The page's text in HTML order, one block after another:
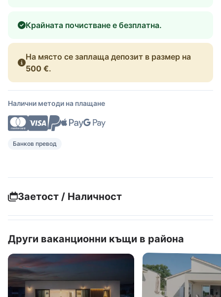
Крайната почистване е безплатна.
На място се заплаща депозит в размер на
500 €.
Налични методи на плащане
Банков превод
Заетост / Наличност
Други ваканционни къщи в района